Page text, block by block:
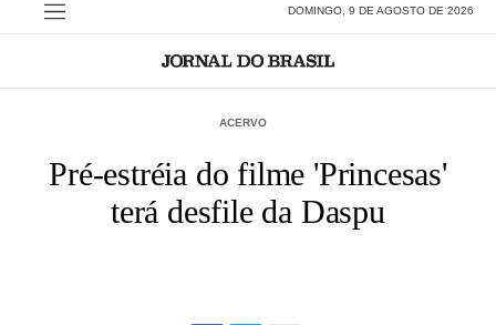
DOMINGO, 9 DE AGOSTO DE 2026
ACERVO
Pré-estréia do filme 'Princesas'
terá desfile da Daspu